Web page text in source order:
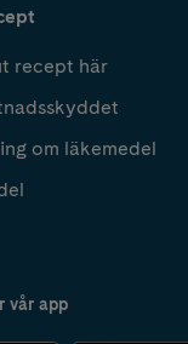
recept här
om läkemedel
vår app